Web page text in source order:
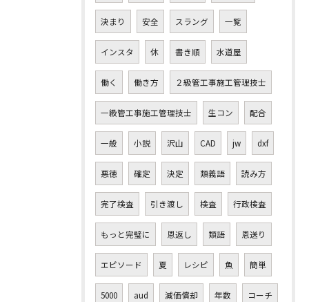
決まり 安全 スラング 一覧
インスタ 休 書き順 水道屋
働く 働き方 ２級管工事施工管理技士
一級管工事施工管理技士 生コン 配合
一般 小説 沢山 CAD jw dxf
悪徳 確定 決定 類義語 読み方
完了検査 引き渡し 検査 行政検査
もっと完璧に 恩返し 類語 恩送り
エピソード 夏 レシピ 魚 簡単
5000 aud 減価償却 年数 コーチ